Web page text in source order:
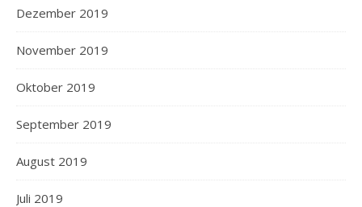
Dezember 2019
November 2019
Oktober 2019
September 2019
August 2019
Juli 2019